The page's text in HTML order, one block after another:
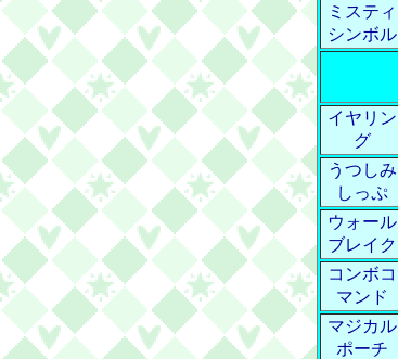
ミスティ
シンボル
イヤリン
グ
うつしみ
しっぷ
ウォール
ブレイク
コンボコ
マンド
マジカル
ポーチ